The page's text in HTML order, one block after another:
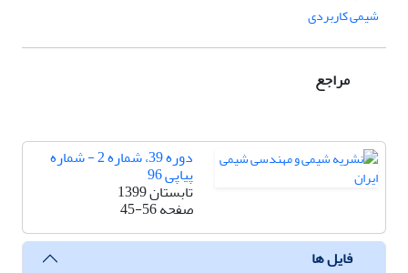
شیمی کاربردی
مراجع
دوره 39، شماره 2 - شماره
پیاپی 96
تابستان 1399
صفحه45-56
فایل ها